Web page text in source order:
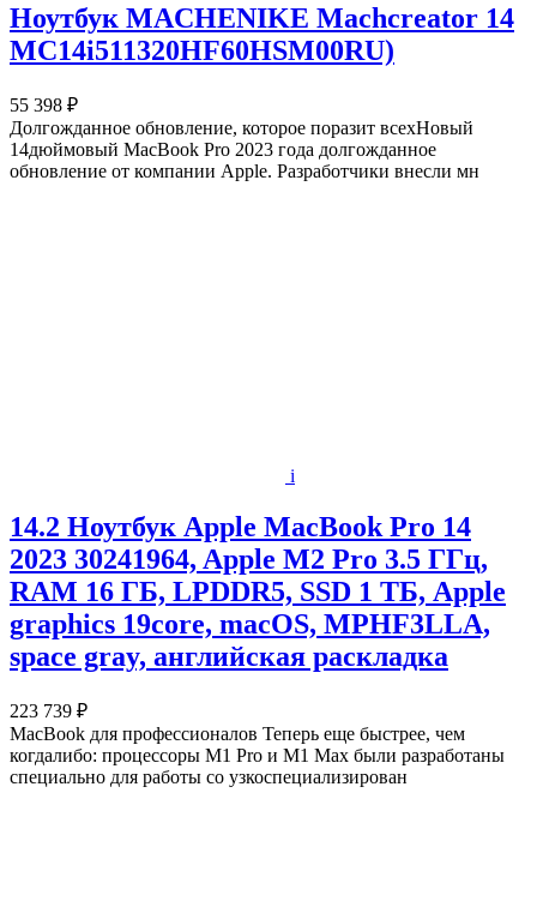
Ноутбук MACHENIKE Machcreator 14
MC14i511320HF60HSM00RU)
55 398 ₽
Долгожданное обновление, которое поразит всехНовый
14дюймовый MacBook Pro 2023 года долгожданное
обновление от компании Apple. Разработчики внесли мн
i
14.2 Ноутбук Apple MacBook Pro 14
2023 30241964, Apple M2 Pro 3.5 ГГц,
RAM 16 ГБ, LPDDR5, SSD 1 ТБ, Apple
graphics 19core, macOS, MPHF3LLA,
space gray, английская раскладка
223 739 ₽
MacBook для профессионалов Теперь еще быстрее, чем
когдалибо: процессоры M1 Pro и M1 Max были разработаны
специально для работы со узкоспециализирован